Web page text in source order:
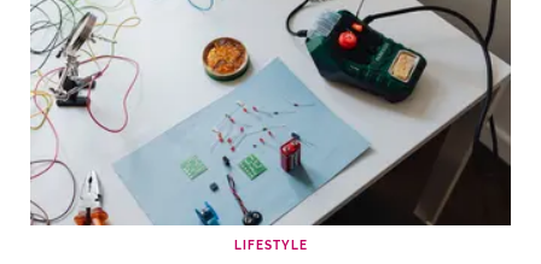
LIFESTYLE